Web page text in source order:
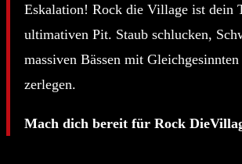
Eskalation! Rock die Village ist dein
ultimativen Pit. Staub schlucken,
massiven Bässen mit
zerlegen.
Mach dich bereit für Rock